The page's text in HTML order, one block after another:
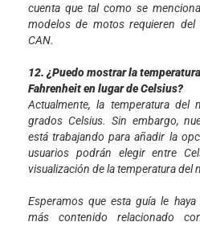
cuenta que tal como se
modelos de motos requieren del
CAN.
12. ¿Puedo mostrar la
Fahrenheit en lugar de Celsius?
Actualmente, la temperatura
grados Celsius. Sin embargo,
está trabajando para añadir la
usuarios podrán elegir entre
visualización de la temperatura del
Esperamos que esta guía le
más contenido relacionado